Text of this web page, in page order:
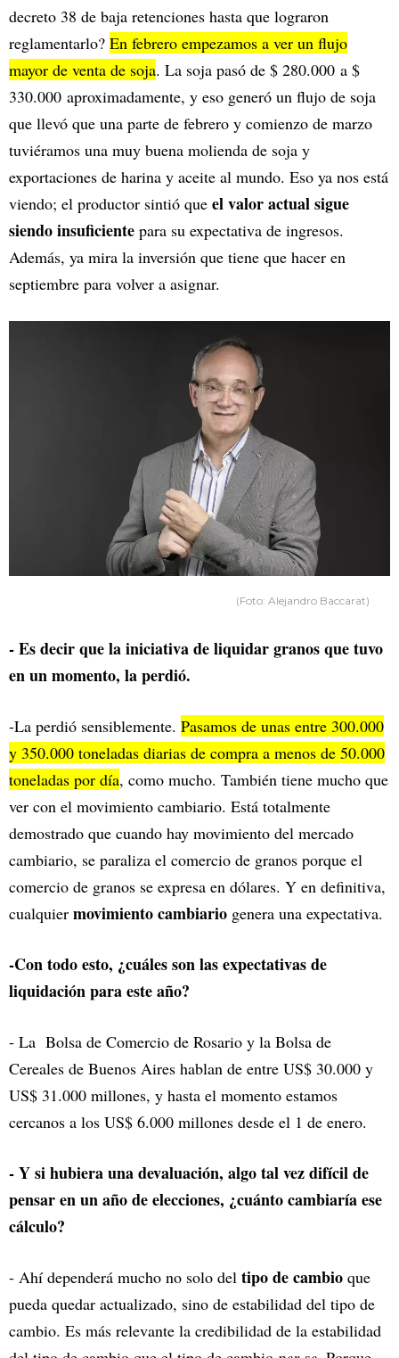
decreto 38 de baja retenciones hasta que lograron
reglamentarlo? En febrero empezamos a ver un flujo
mayor de venta de soja. La soja pasó de $ 280.000 a $
330.000 aproximadamente, y eso generó un flujo de soja
que llevó que una parte de febrero y comienzo de marzo
tuviéramos una muy buena molienda de soja y
exportaciones de harina y aceite al mundo. Eso ya nos está
viendo; el productor sintió que el valor actual sigue
siendo insuficiente para su expectativa de ingresos.
Además, ya mira la inversión que tiene que hacer en
septiembre para volver a asignar.
(Foto: Alejandro Baccarat)
- Es decir que la iniciativa de liquidar granos que tuvo
en un momento, la perdió.
-La perdió sensiblemente. Pasamos de unas entre 300.000
y 350.000 toneladas diarias de compra a menos de 50.000
toneladas por día, como mucho. También tiene mucho que
ver con el movimiento cambiario. Está totalmente
demostrado que cuando hay movimiento del mercado
cambiario, se paraliza el comercio de granos porque el
comercio de granos se expresa en dólares. Y en definitiva,
cualquier movimiento cambiario genera una expectativa.
-Con todo esto, ¿cuáles son las expectativas de
liquidación para este año?
- La Bolsa de Comercio de Rosario y la Bolsa de
Cereales de Buenos Aires hablan de entre US$ 30.000 y
US$ 31.000 millones, y hasta el momento estamos
cercanos a los US$ 6.000 millones desde el 1 de enero.
- Y si hubiera una devaluación, algo tal vez difícil de
pensar en un año de elecciones, ¿cuánto cambiaría ese
cálculo?
- Ahí dependerá mucho no solo del tipo de cambio que
pueda quedar actualizado, sino de estabilidad del tipo de
cambio. Es más relevante la credibilidad de la estabilidad